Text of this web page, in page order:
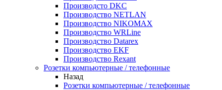
Производсто DKC
Производство NETLAN
Производство NIKOMAX
Производство WRLine
Производство Datarex
Производство EKF
Производство Rexant
Розетки компьютерные / телефонные
Назад
Розетки компьютерные / телефонные